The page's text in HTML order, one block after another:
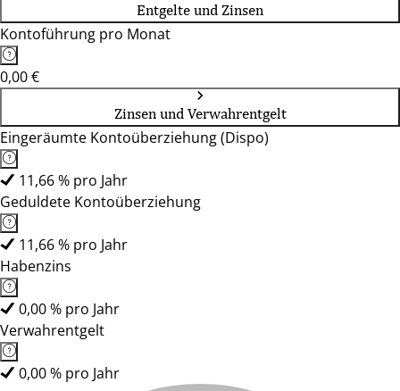
Entgelte und Zinsen
Kontoführung pro Monat
0,00 €
Zinsen und Verwahrentgelt
Eingeräumte Kontoüberziehung (Dispo)
11,66 % pro Jahr
Geduldete Kontoüberziehung
11,66 % pro Jahr
Habenzins
0,00 % pro Jahr
Verwahrentgelt
0,00 % pro Jahr